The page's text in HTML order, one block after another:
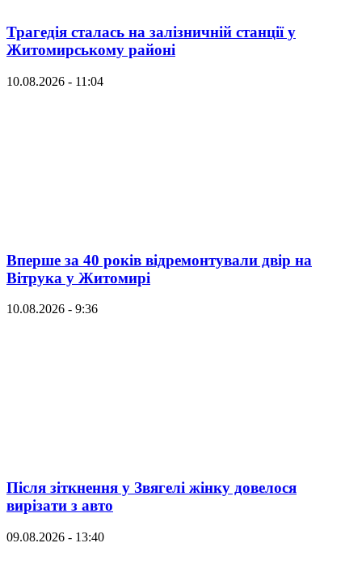
Трагедія сталась на залізничній станції у
Житомирському районі
10.08.2026 - 11:04
Вперше за 40 років відремонтували двір на
Вітрука у Житомирі
10.08.2026 - 9:36
Після зіткнення у Звягелі жінку довелося
вирізати з авто
09.08.2026 - 13:40